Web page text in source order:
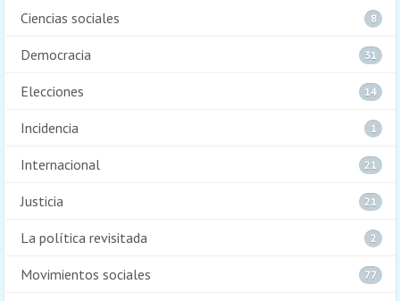
Ciencias sociales 8
Democracia 31
Elecciones 14
Incidencia 1
Internacional 21
Justicia 21
La política revisitada 2
Movimientos sociales 77